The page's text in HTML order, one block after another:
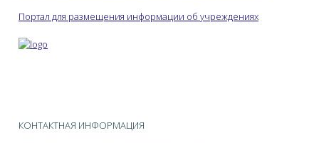
Портал для размещения информации об учреждениях
КОНТАКТНАЯ ИНФОРМАЦИЯ